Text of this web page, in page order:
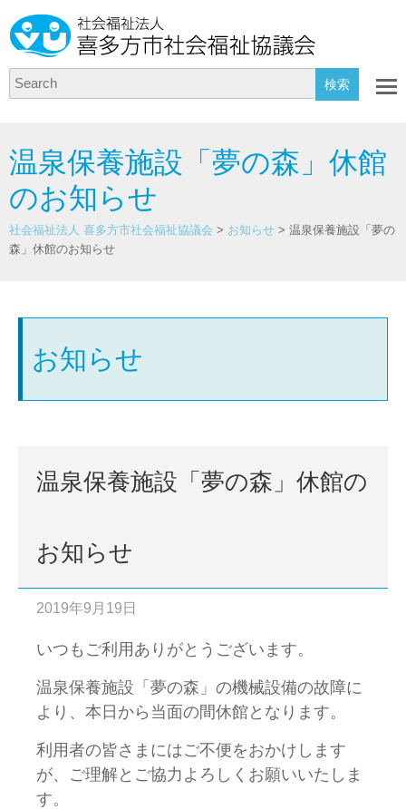
Search
温泉保養施設「夢の森」休館
のお知らせ
社会福祉法人 喜多方市社会福祉協議会 > お知らせ > 温泉保養施設「夢の
森」休館のお知らせ
お知らせ
温泉保養施設「夢の森」休館の
お知らせ
2019年9月19日
いつもご利用ありがとうございます。
温泉保養施設「夢の森」の機械設備の故障に
より、本日から当面の間休館となります。
利用者の皆さまにはご不便をおかけします
が、ご理解とご協力よろしくお願いいたしま
す。